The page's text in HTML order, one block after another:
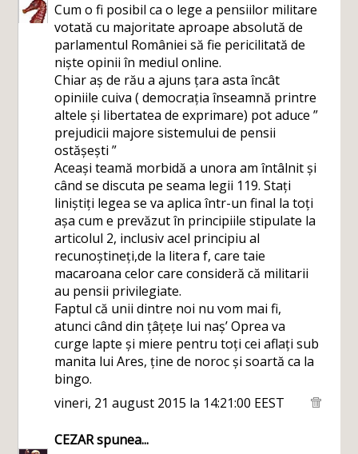
Cum o fi posibil ca o lege a pensiilor militare
votată cu majoritate aproape absolută de
parlamentul României să fie pericilitată de
niște opinii în mediul online.
Chiar aș de rău a ajuns țara asta încât
opiniile cuiva ( democrația înseamnă printre
altele și libertatea de exprimare) pot aduce ”
prejudicii majore sistemului de pensii
ostășești ”
Aceași teamă morbidă a unora am întâlnit și
când se discuta pe seama legii 119. Stați
liniștiți legea se va aplica într-un final la toți
așa cum e prevăzut în principiile stipulate la
articolul 2, inclusiv acel principiu al
recunoștineți,de la litera f, care taie
macaroana celor care consideră că militarii
au pensii privilegiate.
Faptul că unii dintre noi nu vom mai fi,
atunci când din țâțețe lui naș’ Oprea va
curge lapte și miere pentru toți cei aflați sub
manita lui Ares, ține de noroc și soartă ca la
bingo.
vineri, 21 august 2015 la 14:21:00 EEST
CEZARspunea...